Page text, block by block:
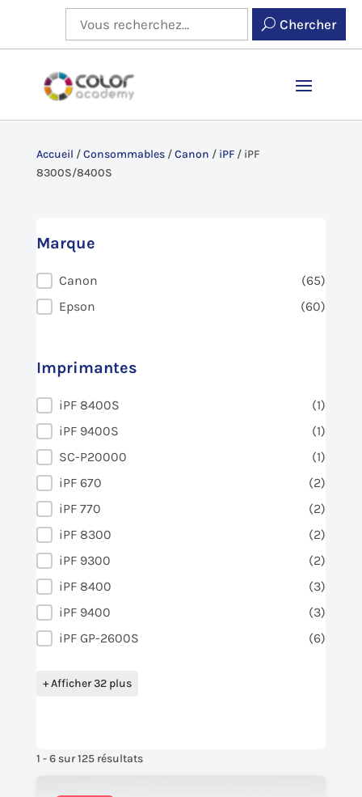
Chercher
Accueil /Consommables/Canon / iPF/ iPF
8300S/8400S
Marque
Marque
Canon
(65)
Epson
(60)
Imprimantes
Imprimantes
iPF 8400S
(1)
iPF 9400S
(1)
SC-P20000
(1)
iPF 670
(2)
iPF 770
(2)
iPF 8300
(2)
iPF 9300
(2)
iPF 8400
(3)
iPF 9400
(3)
iPF GP-2600S
(6)
+ Afficher 32 plus
1 - 6 sur 125 résultats